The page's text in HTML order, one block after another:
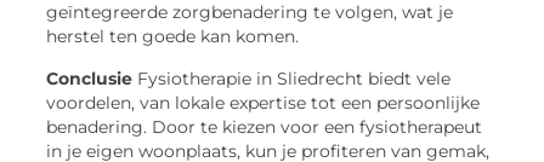
geïntegreerde zorgbenadering te volgen, wat je
herstel ten goede kan komen.
Conclusie Fysiotherapie in Sliedrecht biedt vele
voordelen, van lokale expertise tot een persoonlijke
benadering. Door te kiezen voor een fysiotherapeut
in je eigen woonplaats, kun je profiteren van gemak,